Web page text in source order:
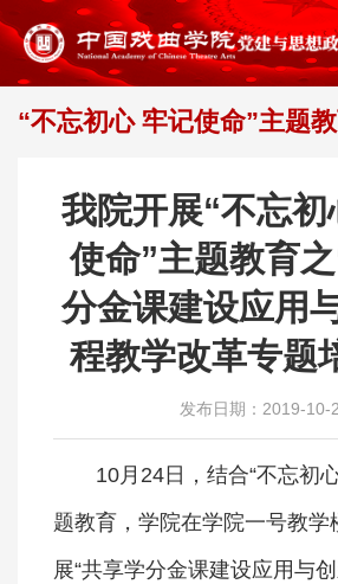
“不忘初心 牢记使命”主题
我院开展“不忘初
使命”主题教育
分金课建设应用
程教学改革专题
发布日期：2019-10-
10月24日，结合“不忘初
题教育，学院在学院一号教学
展“共享学分金课建设应用与